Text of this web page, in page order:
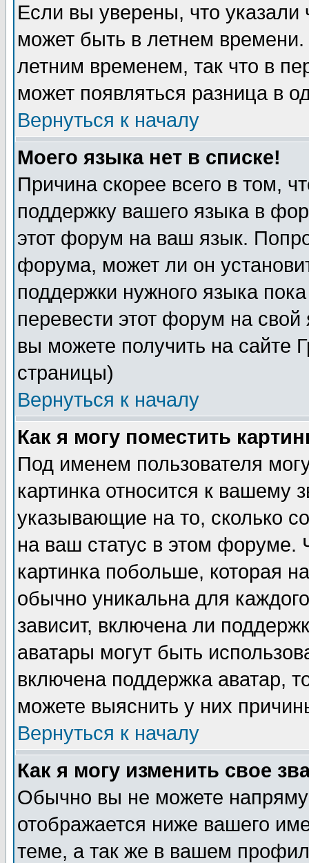
Если вы уверены, что указали
может быть в летнем
летним временем, так что в
может появляться разница в
Вернуться к началу
Моего языка нет в списке!
Причина скорее всего в том,
поддержку вашего языка в
этот форум на ваш язык.
форума, может ли он
поддержки нужного языка
перевести этот форум на
вы можете получить на сайте
страницы)
Вернуться к началу
Как я могу поместить
Под именем пользователя
картинка относится к вашему
указывающие на то, сколько
на ваш статус в этом форуме.
картинка побольше, которая
обычно уникальна для
зависит, включена ли
аватары могут быть
включена поддержка аватар,
можете выяснить у них
Вернуться к началу
Как я могу изменить свое
Обычно вы не можете
отображается ниже вашего
теме, а так же в вашем